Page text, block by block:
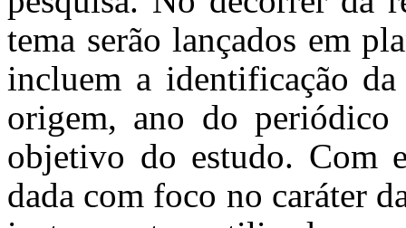
tema serão lançados em
incluem a identificação
origem, ano do periódico
objetivo do estudo. Com
dada com foco no caráter